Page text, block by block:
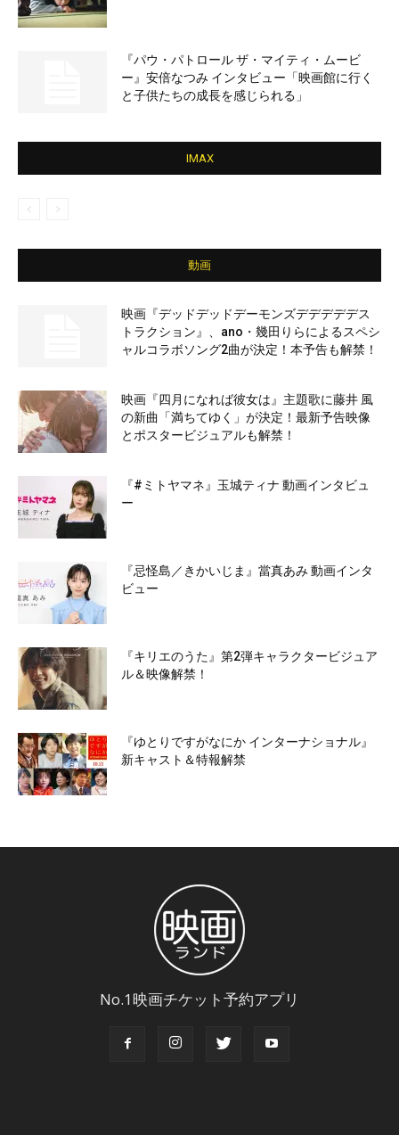
『パウ・パトロール ザ・マイティ・ムービ
ー』安倍なつみ インタビュー「映画館に行く
と子供たちの成長を感じられる」
IMAX
動画
映画『デッドデッドデーモンズデデデデデス
トラクション』、ano・幾田りらによるスペシ
ャルコラボソング2曲が決定！本予告も解禁！
映画『四月になれば彼女は』主題歌に藤井 風
の新曲「満ちてゆく」が決定！最新予告映像
とポスタービジュアルも解禁！
『#ミトヤマネ』玉城ティナ 動画インタビュ
ー
『忌怪島／きかいじま』當真あみ 動画インタ
ビュー
『キリエのうた』第2弾キャラクタービジュア
ル＆映像解禁！
『ゆとりですがなにか インターナショナル』
新キャスト＆特報解禁
No.1映画チケット予約アプリ